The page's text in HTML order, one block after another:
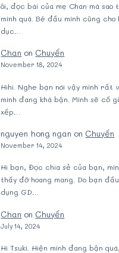
ôi, đọc bài của mẹ Chan mà sao
mình quá. Bé đầu mình cũng cho
dục…
Chan on Chuyển
November 18, 2024
Hihi. Nghe bạn nói vậy mình rất
mình đang khá bận. Mình sẽ cố
xếp…
nguyen hong ngan on Chuyển
November 14, 2024
Hi bạn, Đọc chia sẻ của bạn,
thấy đỡ hoang mang. Do bạn
dụng GD…
Chan on Chuyển
July 14, 2024
Hi Tsuki. Hiện mình đang bận